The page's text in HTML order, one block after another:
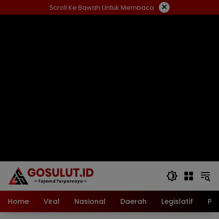
ke
Scroll Ke Bawah Untuk Membaca ×
Home Viral Nasional Daerah Legislatif